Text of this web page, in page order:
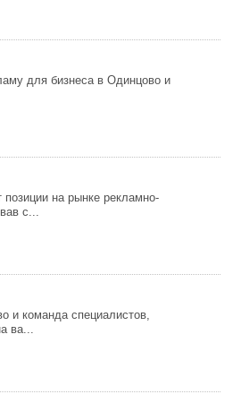
для бизнеса в Одинцово и
на рынке рекламно-
с...
и команда специалистов,
ва...